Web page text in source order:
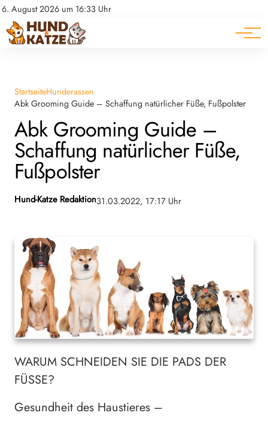
6. August 2026 um 16:33 Uhr
Datenschutz
Impressum
Pferde
Ratgeber
StartseiteHunderassen
Abk Grooming Guide – Schaffung natürlicher Füße, Fußpolster
Abk Grooming Guide –
Schaffung natürlicher Füße,
Fußpolster
Hund-Katze Redaktion31.03.2022, 17:17 Uhr
WARUM SCHNEIDEN SIE DIE PADS DER
FÜSSE?
Gesundheit des Haustieres –